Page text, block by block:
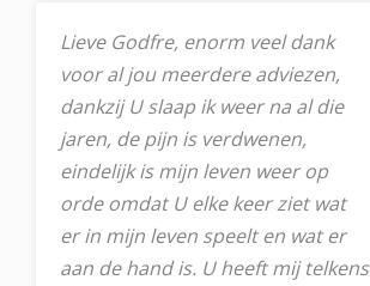
Lieve Godfre, enorm veel dank
voor al jou meerdere adviezen,
dankzij U slaap ik weer na al die
jaren, de pijn is verdwenen,
eindelijk is mijn leven weer op
orde omdat U elke keer ziet wat
er in mijn leven speelt en wat er
aan de hand is. U heeft mij telkens